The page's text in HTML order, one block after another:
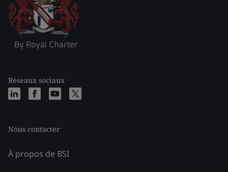
Réseaux sociaux
Nous contacter
À propos de BSI